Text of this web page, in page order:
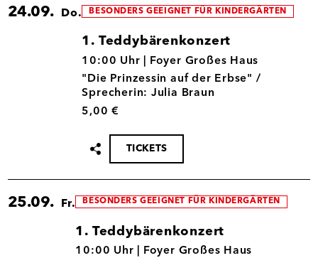
24.09. Do. BESONDERS GEEIGNET FÜR KINDERGÄRTEN
1. Teddybärenkonzert
24.09.
10:00 Uhr |
Foyer Großes Haus
"Die Prinzessin auf der Erbse" /
Sprecherin: Julia Braun
5,00 €
Termin
teilen
TICKETS
25.09. Fr. BESONDERS GEEIGNET FÜR KINDERGÄRTEN
1. Teddybärenkonzert
25.09.
10:00 Uhr |
Foyer Großes Haus